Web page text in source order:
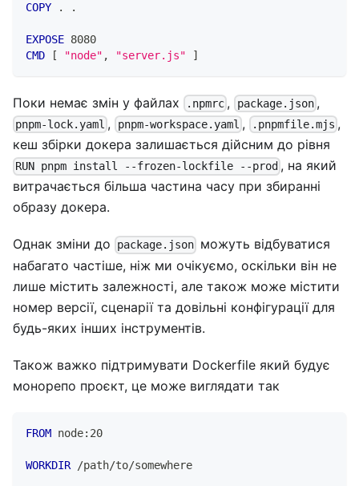
COPY . .
EXPOSE 8080
CMD [ "node" , "server.js" ]
Поки немає змін у файлах .npmrc , package.json,
pnpm-lock.yaml , pnpm-workspace.yaml , .pnpmfile.mjs ,
кеш збірки докера залишається дійсним до рівня
RUN pnpm install --frozen-lockfile --prod , на який
витрачається більша частина часу при збиранні
образу докера.
Однак зміни до package.json можуть відбуватися
набагато частіше, ніж ми очікуємо, оскільки він не
лише містить залежності, але також може містити
номер версії, сценарії та довільні конфігурації для
будь-яких інших інструментів.
Також важко підтримувати Dockerfile який будує
монорепо проєкт, це може виглядати так
FROM node:20
WORKDIR /path/to/somewhere